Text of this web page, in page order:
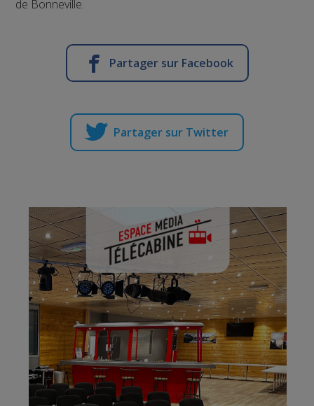
de Bonneville.
Partager sur Facebook
Partager sur Twitter